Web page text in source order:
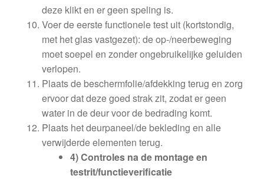
deze klikt en er geen speling is.
Voer de eerste functionele test uit (kortstondig,
met het glas vastgezet): de op-/neerbeweging
moet soepel en zonder ongebruikelijke geluiden
verlopen.
Plaats de beschermfolie/afdekking terug en zorg
ervoor dat deze goed strak zit, zodat er geen
water in de deur voor de bedrading komt.
Plaats het deurpaneel/de bekleding en alle
verwijderde elementen terug.
4) Controles na de montage en
testrit/functieverificatie